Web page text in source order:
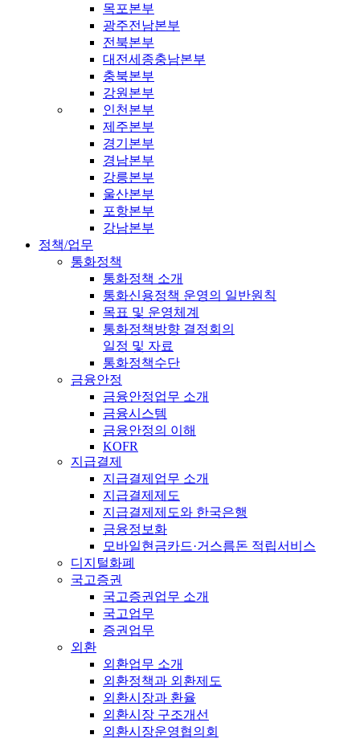
목포본부
광주전남본부
전북본부
대전세종충남본부
충북본부
강원본부
인천본부
제주본부
경기본부
경남본부
강릉본부
울산본부
포항본부
강남본부
정책/업무
통화정책
통화정책 소개
통화신용정책 운영의 일반원칙
목표 및 운영체계
통화정책방향 결정회의
일정 및 자료
통화정책수단
금융안정
금융안정업무 소개
금융시스템
금융안정의 이해
KOFR
지급결제
지급결제업무 소개
지급결제제도
지급결제제도와 한국은행
금융정보화
모바일현금카드·거스름돈 적립서비스
디지털화폐
국고증권
국고증권업무 소개
국고업무
증권업무
외환
외환업무 소개
외환정책과 외환제도
외환시장과 환율
외환시장 구조개선
외환시장운영협의회